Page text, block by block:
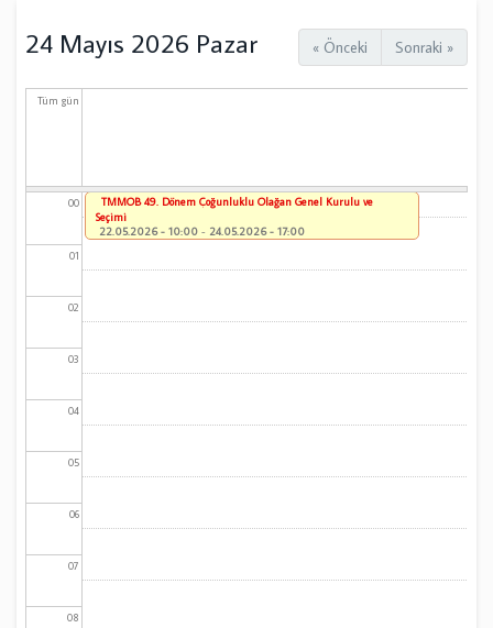
« Önceki Sonraki »
24 Mayıs 2026 Pazar
Tüm gün
00
01
02
03
04
05
06
07
08
TMMOB 49. Dönem Çoğunluklu Olağan Genel Kurulu ve
Seçimi
22.05.2026 - 10:00 - 24.05.2026 - 17:00